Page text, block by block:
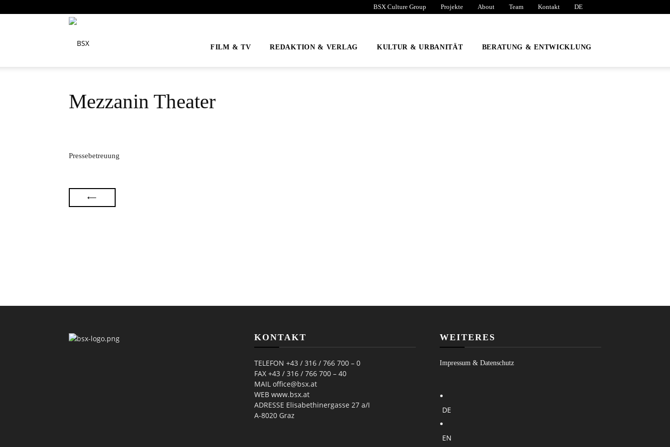
BSX Culture Group Projekte About Team Kontakt DE
BSX
FILM & TV REDAKTION & VERLAG KULTUR & URBANITÄT BERATUNG & ENTWICKLUNG
Mezzanin Theater
Pressebetreuung
⟵
KONTAKT
TELEFON +43 / 316 / 766 700 – 0
FAX +43 / 316 / 766 700 – 40
MAIL office@bsx.at
WEB www.bsx.at
ADRESSE Elisabethinergasse 27 a/I
A-8020 Graz
WEITERES
Impressum & Datenschutz
DE
EN